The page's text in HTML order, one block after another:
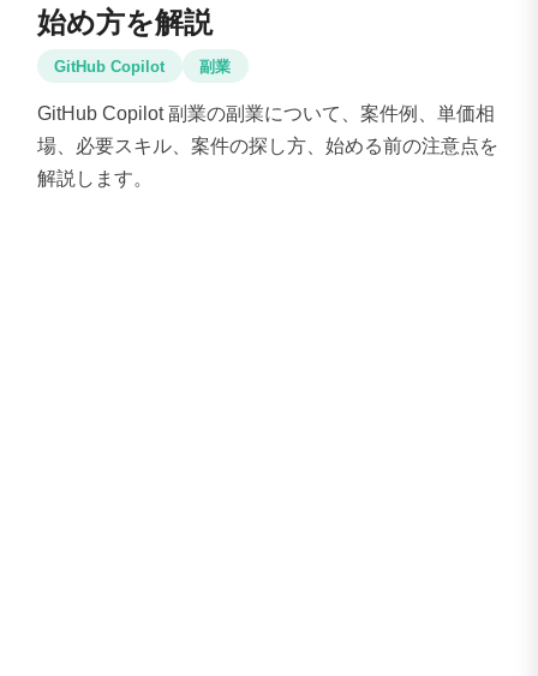
始め方を解説
GitHub Copilot 副業
GitHub Copilot 副業の副業について、案件例、単価相
場、必要スキル、案件の探し方、始める前の注意点を
解説します。